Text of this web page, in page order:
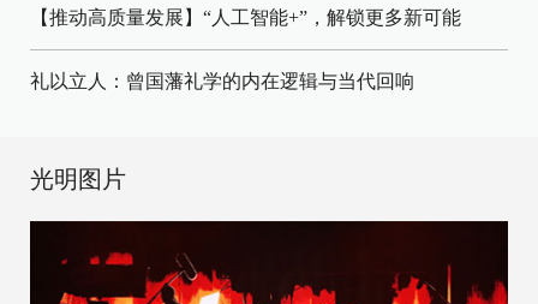
【推动高质量发展】“人工智能+”，解锁更多新可能
礼以立人：曾国藩礼学的内在逻辑与当代回响
光明图片